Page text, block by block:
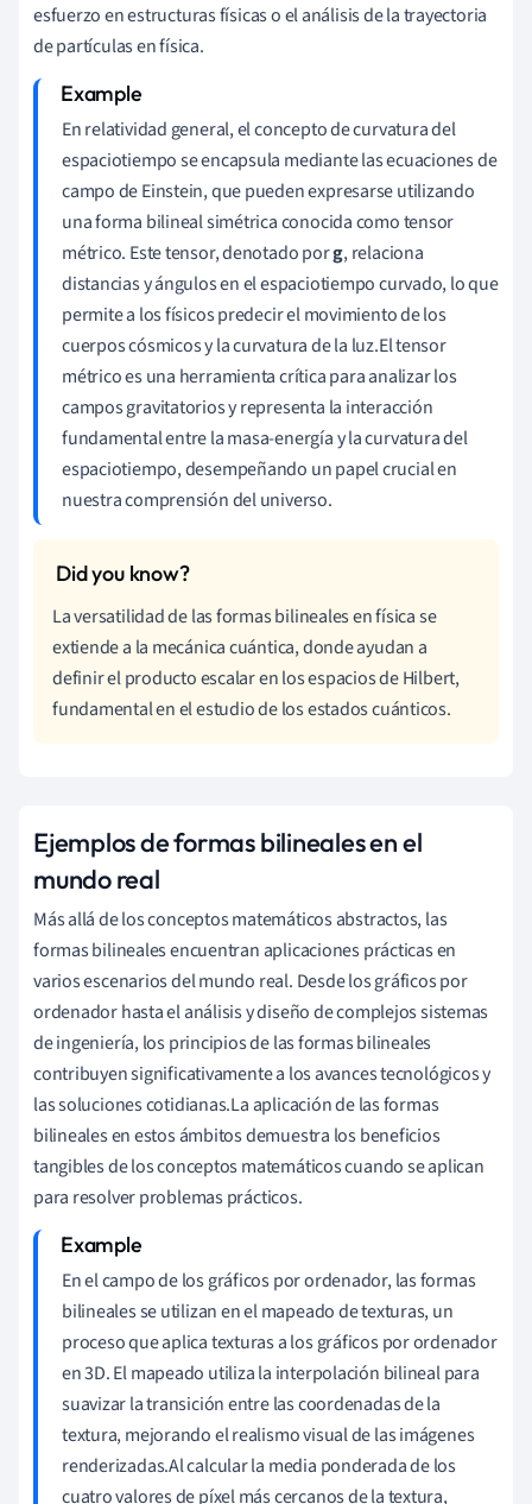
esfuerzo en estructuras físicas o el análisis de la trayectoria
de partículas en física.
En relatividad general, el concepto de curvatura del
espaciotiempo se encapsula mediante las ecuaciones de
campo de Einstein, que pueden expresarse utilizando
una forma bilineal simétrica conocida como tensor
métrico. Este tensor, denotado porg, relaciona
distancias y ángulos en el espaciotiempo curvado, lo que
permite a los físicos predecir el movimiento de los
cuerpos cósmicos y la curvatura de la luz.El tensor
métrico es una herramienta crítica para analizar los
campos gravitatorios y representa la interacción
fundamental entre la masa-energía y la curvatura del
espaciotiempo, desempeñando un papel crucial en
nuestra comprensión del universo.
La versatilidad de las formas bilineales en física se
extiende a la mecánica cuántica, donde ayudan a
definir el producto escalar en los espacios de Hilbert,
fundamental en el estudio de los estados cuánticos.
Ejemplos de formas bilineales en el
mundo real
Más allá de los conceptos matemáticos abstractos, las
formas bilineales encuentran aplicaciones prácticas en
varios escenarios del mundo real. Desde los gráficos por
ordenador hasta el análisis y diseño de complejos sistemas
de ingeniería, los principios de las formas bilineales
contribuyen significativamente a los avances tecnológicos y
las soluciones cotidianas.La aplicación de las formas
bilineales en estos ámbitos demuestra los beneficios
tangibles de los conceptos matemáticos cuando se aplican
para resolver problemas prácticos.
En el campo de los gráficos por ordenador, las formas
bilineales se utilizan en el mapeado de texturas, un
proceso que aplica texturas a los gráficos por ordenador
en 3D. El mapeado utiliza la interpolación bilineal para
suavizar la transición entre las coordenadas de la
textura, mejorando el realismo visual de las imágenes
renderizadas.Al calcular la media ponderada de los
cuatro valores de píxel más cercanos de la textura,